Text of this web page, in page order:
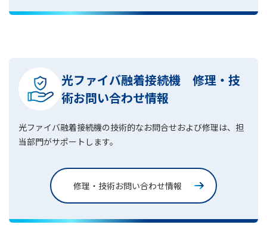
光ファイバ融着接続機 修理・技
術お問い合わせ情報
光ファイバ融着接続機の技術的なお問合せおよび修理は、担
当部門がサポートします。
修理・技術お問い合わせ情報